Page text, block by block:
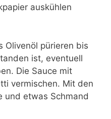
auskühlen
Olivenöl pürieren bis
ist, eventuell
Die Sauce mit
vermischen. Mit den
und etwas Schmand